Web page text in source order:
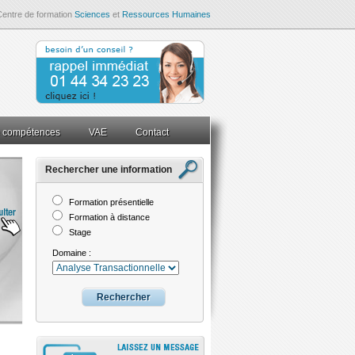
de formation Sciences et Ressources Humaines
compétences VAE Contact
Psychologie
L'approche Jungienne de la Graphologie
TP
Rechercher une information
Formation présentielle
Formation à distance
Stage
Domaine :